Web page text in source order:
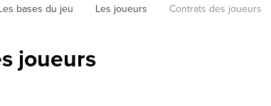
bases du jeu Les joueurs Contrats des joueurs
joueurs